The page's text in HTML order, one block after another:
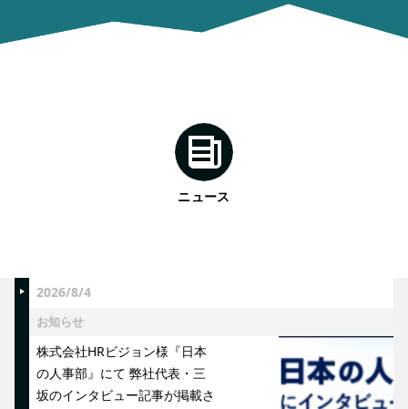
ニュース
2026/8/4
お知らせ
株式会社HRビジョン様『日本
の人事部』にて 弊社代表・三
坂のインタビュー記事が掲載さ